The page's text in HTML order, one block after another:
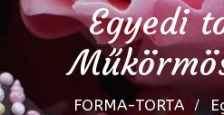
Egyedi
FORMA-TORTA